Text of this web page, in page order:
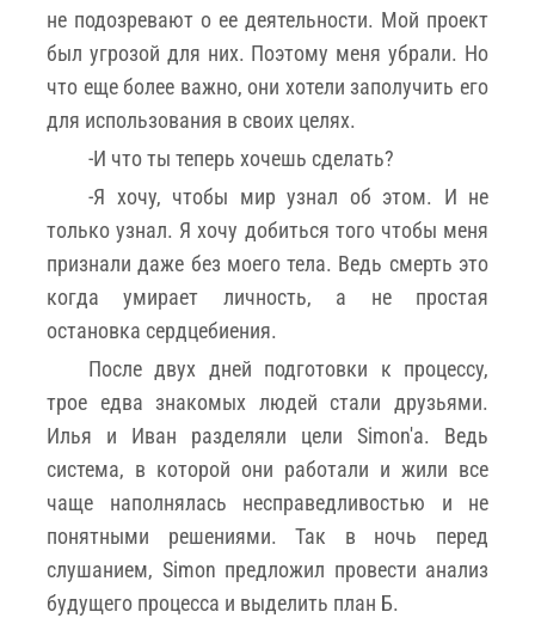
не подозревают о ее деятельности. Мой проект
был угрозой для них. Поэтому меня убрали. Но
что еще более важно, они хотели заполучить его
для использования в своих целях.
-И что ты теперь хочешь сделать?
-Я хочу, чтобы мир узнал об этом. И не
только узнал. Я хочу добиться того чтобы меня
признали даже без моего тела. Ведь смерть это
когда умирает личность, а не простая
остановка сердцебиения.
После двух дней подготовки к процессу,
трое едва знакомых людей стали друзьями.
Илья и Иван разделяли цели Simon'a. Ведь
система, в которой они работали и жили все
чаще наполнялась несправедливостью и не
понятными решениями. Так в ночь перед
слушанием, Simon предложил провести анализ
будущего процесса и выделить план Б.